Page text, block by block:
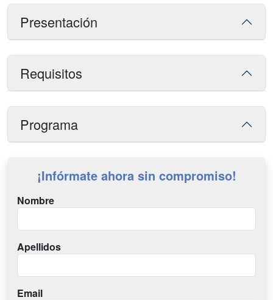
Presentación
Requisitos
Programa
¡Infórmate ahora sin compromiso!
Nombre
Apellidos
Email